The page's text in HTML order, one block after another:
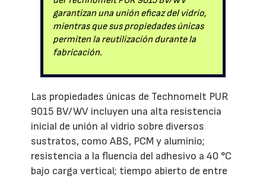
garantizan una unión eficaz del vidrio,
mientras que sus propiedades únicas
permiten la reutilización durante la
fabricación.
Las propiedades únicas de Technomelt PUR
9015 BV/WV incluyen una alta resistencia
inicial de unión al vidrio sobre diversos
sustratos, como ABS, PCM y aluminio;
resistencia a la fluencia del adhesivo a 40 °C
bajo carga vertical; tiempo abierto de entre